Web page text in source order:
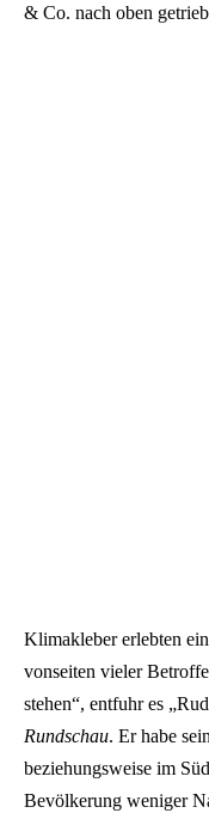
& Co. nach oben
Klimakleber erlebten
vonseiten vieler
stehen“, entfuhr es
Rundschau. Er habe
beziehungsweise im
Bevölkerung weniger